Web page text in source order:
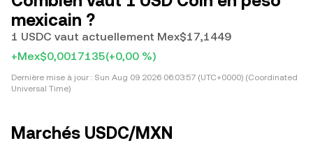
mexicain ?
1 USDC vaut actuellement Mex$17,1449
+Mex$0,0017135(+0,00 %)
Dernière mise à jour : Sun Aug 09 2026 06:03:57 (UTC+0000) (Coordinated
Universal Time)
Marchés USDC/MXN